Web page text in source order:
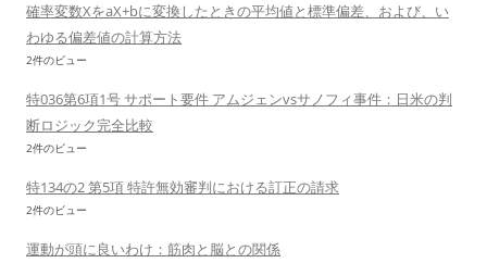
確率変数XをaX+bに変換したときの平均値と標準偏差、および、い
わゆる偏差値の計算方法
2件のビュー
特036第6項1号 サポート要件 アムジェンvsサノフィ事件：日米の判
断ロジック完全比較
2件のビュー
特134の2 第5項 特許無効審判における訂正の請求
2件のビュー
運動が頭に良いわけ：筋肉と脳との関係